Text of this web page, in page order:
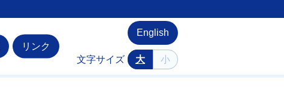
リンク
English
文字サイズ 大 小